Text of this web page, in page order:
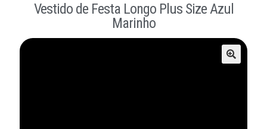
Vestido de Festa Longo Plus Size Azul
Marinho